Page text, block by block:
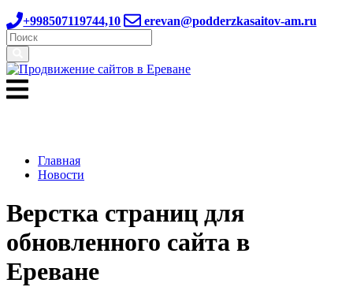
+998507119744,10 erevan@podderzkasaitov-am.ru
Главная
Новости
Верстка страниц для
обновленного сайта в
Ереване